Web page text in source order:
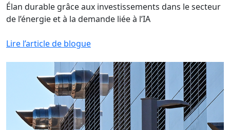
Élan durable grâce aux investissements dans le secteur
de l’énergie et à la demande liée à l’IA
Lire l’article de blogue